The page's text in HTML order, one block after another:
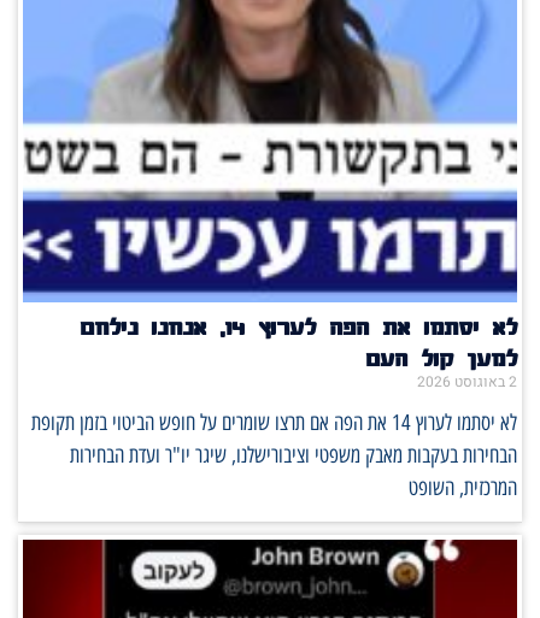
לא יסתמו את הפה לערוץ 14, אנחנו נילחם
למען קול העם
2 באוגוסט 2026
לא יסתמו לערוץ 14 את הפה אם תרצו שומרים על חופש הביטוי בזמן תקופת
הבחירות בעקבות מאבק משפטי וציבורישלנו, שיגר יו"ר ועדת הבחירות
המרכזית, השופט